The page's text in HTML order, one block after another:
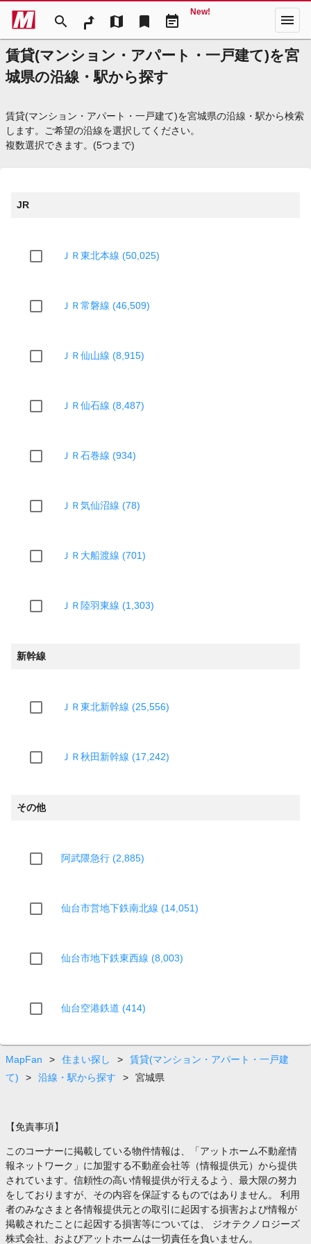
search map bookmark event_note
New! menu
賃貸(マンション・アパート・一戸建て)を宮
城県の沿線・駅から探す
賃貸(マンション・アパート・一戸建て)を宮城県の沿線・駅から検索
します。ご希望の沿線を選択してください。
複数選択できます。(5つまで)
JR
ＪＲ東北本線 (50,025)
ＪＲ常磐線 (46,509)
ＪＲ仙山線 (8,915)
ＪＲ仙石線 (8,487)
ＪＲ石巻線 (934)
ＪＲ気仙沼線 (78)
ＪＲ大船渡線 (701)
ＪＲ陸羽東線 (1,303)
新幹線
ＪＲ東北新幹線 (25,556)
ＪＲ秋田新幹線 (17,242)
その他
阿武隈急行 (2,885)
仙台市営地下鉄南北線 (14,051)
仙台市地下鉄東西線 (8,003)
仙台空港鉄道 (414)
MapFan > 住まい探し >
賃貸(マンション・アパート・一戸建
て)
> 沿線・駅から探す > 宮城県
【免責事項】
このコーナーに掲載している物件情報は、「アットホーム不動産情
報ネットワーク」に加盟する不動産会社等（情報提供元）から提供
されています。信頼性の高い情報提供が行えるよう、最大限の努力
をしておりますが、その内容を保証するものではありません。 利用
者のみなさまと各情報提供元との取引に起因する損害および情報が
掲載されたことに起因する損害等については、 ジオテクノロジーズ
株式会社、およびアットホームは一切責任を負いません。